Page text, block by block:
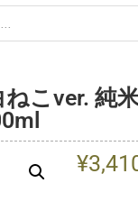
こver. 純
¥